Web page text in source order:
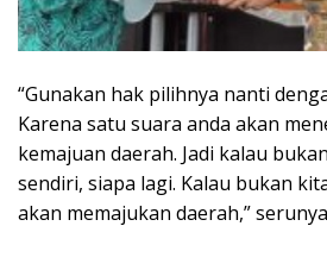
“Gunakan hak pilihnya nanti
Karena satu suara anda akan
kemajuan daerah. Jadi kalau
sendiri, siapa lagi. Kalau bukan
akan memajukan daerah,”